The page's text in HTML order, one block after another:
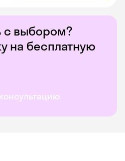
выбором?
на бесплатную